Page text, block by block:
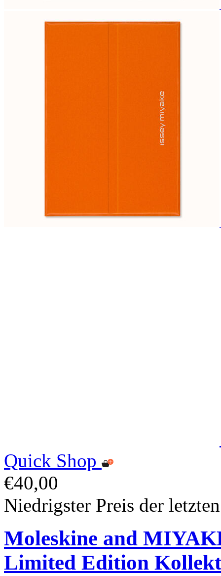
Quick Shop
€40,00
Niedrigster Preis der
Moleskine and
Limited Edition